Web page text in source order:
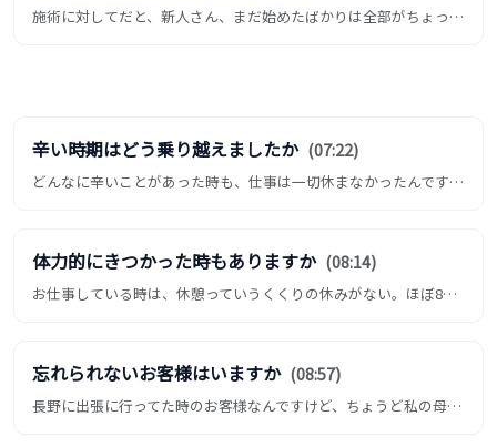
施術に対してだと、新人さん、まだ始めたばかりは全部がちょっと機械的な動きっていう部分ですかね。でもまれに、まだ1年...
辛い時期はどう乗り越えましたか (07:22)
どんなに辛いことがあった時も、仕事は一切休まなかったんですね。辛い時に施術すると、1人の時間になるんですよ。そうす...
体力的にきつかった時もありますか (08:14)
お仕事している時は、休憩っていうくくりの休みがない。ほぼ8時間、9時間労働みたいな。その間で休憩5分みたいな。お客...
忘れられないお客様はいますか (08:57)
長野に出張に行ってた時のお客様なんですけど、ちょうど私の母と同じくらいの年代の方がふらっといらっしゃって、ちょっと...